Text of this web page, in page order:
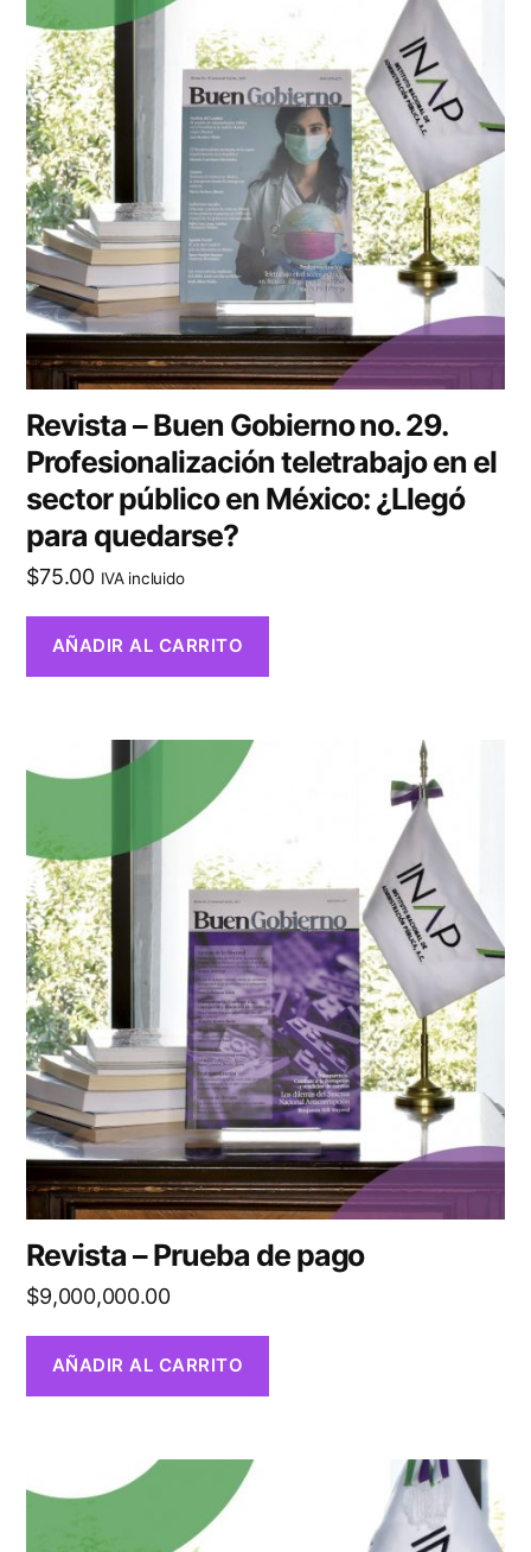
Revista – Buen Gobierno no. 29.
Profesionalización teletrabajo en el
sector público en México: ¿Llegó
para quedarse?
$75.00 IVA incluido
AÑADIR AL CARRITO
Revista – Prueba de pago
$9,000,000.00
AÑADIR AL CARRITO